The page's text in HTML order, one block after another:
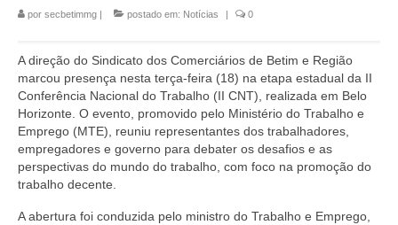
Saúde do Trabalhador
Formação Política
Mulheres Trabalhadoras
Homologação
Vídeos
por secbetimmg | postado em: Notícias | 0
A direção do Sindicato dos Comerciários de Betim e Região
marcou presença nesta terça-feira (18) na etapa estadual da II
Conferência Nacional do Trabalho (II CNT), realizada em Belo
Horizonte. O evento, promovido pelo Ministério do Trabalho e
Emprego (MTE), reuniu representantes dos trabalhadores,
empregadores e governo para debater os desafios e as
perspectivas do mundo do trabalho, com foco na promoção do
trabalho decente.
A abertura foi conduzida pelo ministro do Trabalho e Emprego,